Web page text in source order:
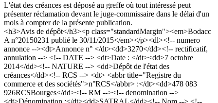
L'état des créances est déposé au greffe où tout intéressé peut
présenter réclamation devant le juge-commissaire dans le délai d'un
mois à compter de la présente publication.
<h3>Avis de dépôt</h3><p class="standardMargin"><em>Bodacc
A n°20150231 publié le 30/11/2015</em></p><dl><!-- numero
annonce --><dt>Annonce n° </dt><dd>3270</dd><!-- rectificatif,
annulation --> <!-- DATE --> <dt>Date : </dt><dd>7 octobre
2014</dd><!-- NATURE --> <dd>Dépôt de l'état des
créances</dd><!-- RCS --> <dt> <abbr title="Registre du
commerce et des sociétés">n°RCS</abbr> :</dt><dd>478 083
926RCSBourges</dd><!-- RM --><!-- denomination -->
<dt>Dénomination :</dt><dd>SATRAL</dd><!-- Nom --> <!--